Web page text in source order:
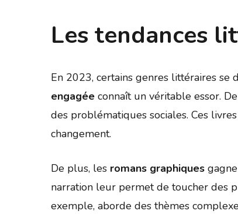
Les tendances
En 2023, certains genres littéraires
engagée connaît un véritable essor.
des problématiques sociales. Ces
changement.
De plus, les romans graphiques
narration leur permet de toucher des
exemple, aborde des thèmes